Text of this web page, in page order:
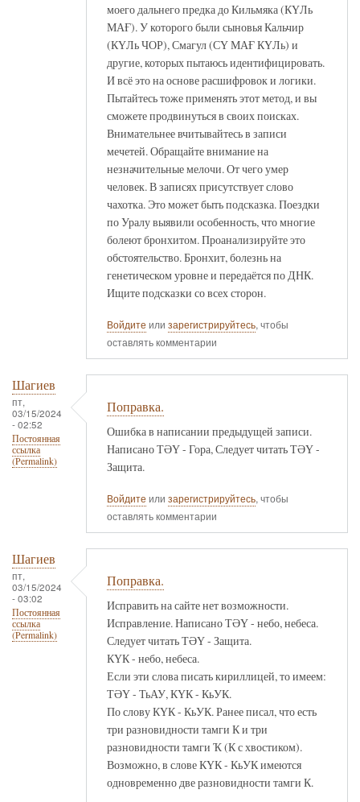
моего дальнего предка до Кильмяка (КҮЛь
МАҒ). У которого были сыновья Кальчир
(КҮЛь ЧОР), Смагул (СҮ МАҒ КҮЛь) и
другие, которых пытаюсь идентифицировать.
И всё это на основе расшифровок и логики.
Пытайтесь тоже применять этот метод, и вы
сможете продвинуться в своих поисках.
Внимательнее вчитывайтесь в записи
мечетей. Обращайте внимание на
незначительные мелочи. От чего умер
человек. В записях присутствует слово
чахотка. Это может быть подсказка. Поездки
по Уралу выявили особенность, что многие
болеют бронхитом. Проанализируйте это
обстоятельство. Бронхит, болезнь на
генетическом уровне и передаётся по ДНК.
Ищите подсказки со всех сторон.
Войдите или зарегистрируйтесь, чтобы
оставлять комментарии
Шагиев
пт,
03/15/2024
- 02:52
Постоянная
ссылка
(Permalink)
Поправка.
Ошибка в написании предыдущей записи.
Написано ТӘҮ - Гора, Следует читать ТӘҮ -
Защита.
Войдите или зарегистрируйтесь, чтобы
оставлять комментарии
Шагиев
пт,
03/15/2024
- 03:02
Постоянная
ссылка
(Permalink)
Поправка.
Исправить на сайте нет возможности.
Исправление. Написано ТӘҮ - небо, небеса.
Следует читать ТӘҮ - Защита.
КҮК - небо, небеса.
Если эти слова писать кириллицей, то имеем:
ТӘҮ - ТьАУ, КҮК - КьУК.
По слову КҮК - КьУК. Ранее писал, что есть
три разновидности тамги К и три
разновидности тамги Ҡ (К с хвостиком).
Возможно, в слове КҮК - КьУК имеются
одновременно две разновидности тамги К.